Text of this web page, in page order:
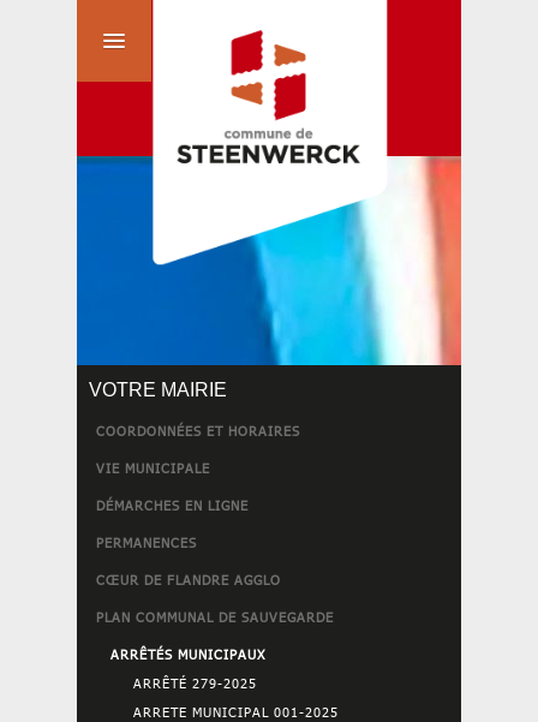
VOTRE MAIRIE
COORDONNÉES ET HORAIRES
VIE MUNICIPALE
DÉMARCHES EN LIGNE
PERMANENCES
CŒUR DE FLANDRE AGGLO
PLAN COMMUNAL DE SAUVEGARDE
ARRÊTÉS MUNICIPAUX
ARRÊTÉ 279-2025
ARRETE MUNICIPAL 001-2025